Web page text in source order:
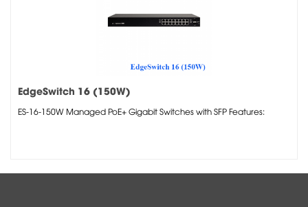
EdgeSwitch 16 (150W)
ES-16-150W Managed PoE+ Gigabit Switches with SFP Features: